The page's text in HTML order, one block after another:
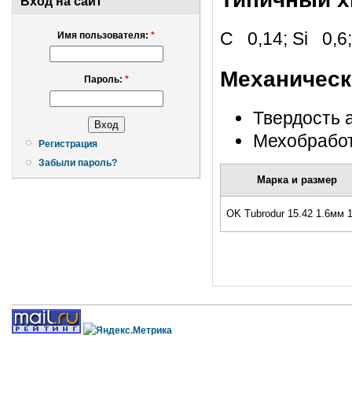
Имя пользователя: *
Пароль: *
Регистрация
Забыли пароль?
С 0,14; Si
Твердость
Марка и размер
OK Tubrodur 15.42 1.6мм